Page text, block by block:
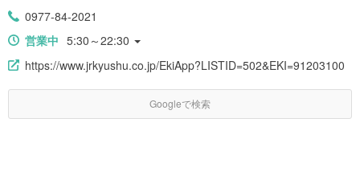
0977-84-2021
営業中 5:30～22:30
https://www.jrkyushu.co.jp/EkiApp?LISTID=502&EKI=91203100
Googleで検索